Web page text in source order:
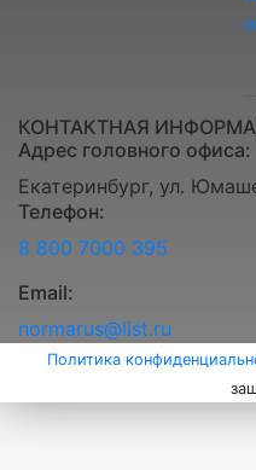
КОНТАКТНАЯ
Адрес головного офиса:
Екатеринбург, ул.
Телефон:
8 800 7000 395
Email:
normarus@list.ru
Политика